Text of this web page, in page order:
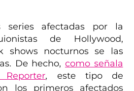
series afectadas por la
de Hollywood,
shows nocturnos se las
De hecho, como señala
, este tipo de
los primeros afectados